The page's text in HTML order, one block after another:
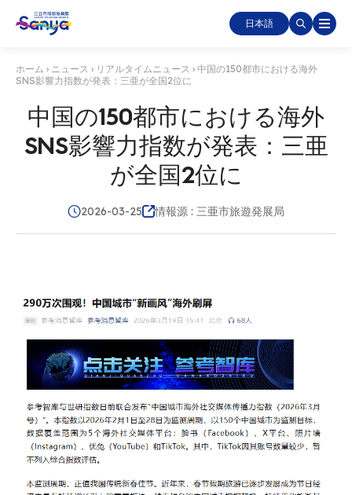
日本語
ホーム › ニュース › リアルタイムニュース › 中国の150都市における海外
SNS影響力指数が発表：三亜が全国2位に
中国の150都市における海外
SNS影響力指数が発表：三亜
が全国2位に
2026-03-25 情報源 : 三亜市旅遊発展局